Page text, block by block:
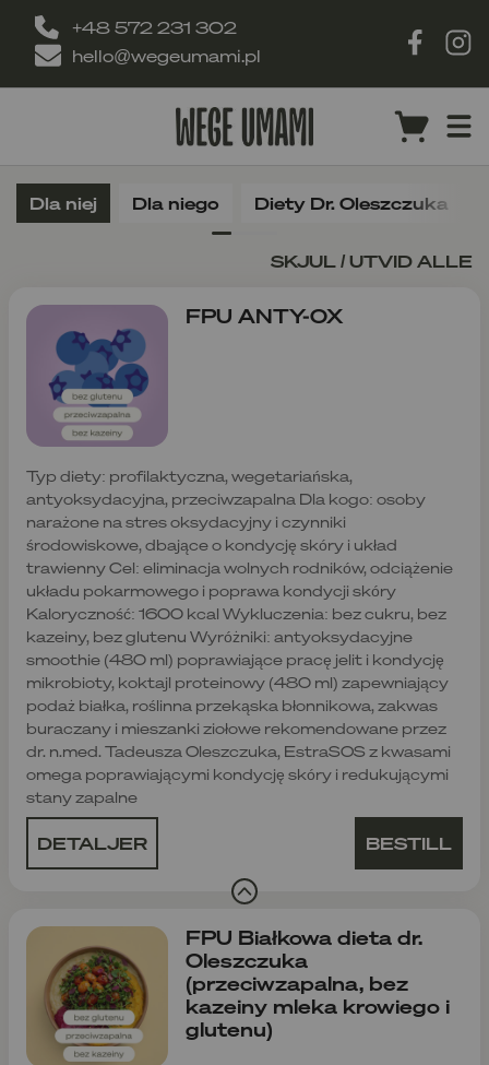
+48 572 231 302
hello@wegeumami.pl
Dla niej Dla niego Diety Dr. Oleszczuka
SKJUL / UTVID ALLE
FPU ANTY-OX
Typ diety: profilaktyczna, wegetariańska,
antyoksydacyjna, przeciwzapalna Dla kogo: osoby
narażone na stres oksydacyjny i czynniki
środowiskowe, dbające o kondycję skóry i układ
trawienny Cel: eliminacja wolnych rodników, odciążenie
układu pokarmowego i poprawa kondycji skóry
Kaloryczność: 1600 kcal Wykluczenia: bez cukru, bez
kazeiny, bez glutenu Wyróżniki: antyoksydacyjne
smoothie (480 ml) poprawiające pracę jelit i kondycję
mikrobioty, koktajl proteinowy (480 ml) zapewniający
podaż białka, roślinna przekąska błonnikowa, zakwas
buraczany i mieszanki ziołowe rekomendowane przez
dr. n.med. Tadeusza Oleszczuka, EstraSOS z kwasami
omega poprawiającymi kondycję skóry i redukującymi
stany zapalne
DETALJER BESTILL
FPU Białkowa dieta dr.
Oleszczuka
(przeciwzapalna, bez
kazeiny mleka krowiego i
glutenu)